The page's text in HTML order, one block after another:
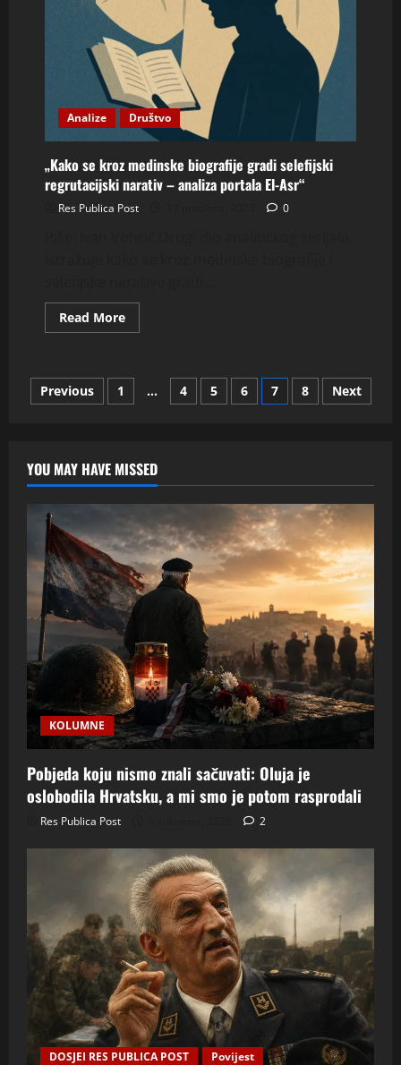
Analize Društvo
„Kako se kroz medinske biografije gradi selefijski
regrutacijski narativ – analiza portala El-Asr“
Res Publica Post 0
Read MoreRead
more
kroz
medinske
biografije
–
analiza
portala
El-
Asr“
Brojevi
objava
Previous 1 … 4 5 6 7 8 Next
YOU MAY HAVE MISSED
KOLUMNE
Pobjeda koju nismo znali sačuvati: Oluja je
oslobodila Hrvatsku, a mi smo je potom rasprodali
Res Publica Post 2
DOSJEI RES PUBLICA POST Povijest